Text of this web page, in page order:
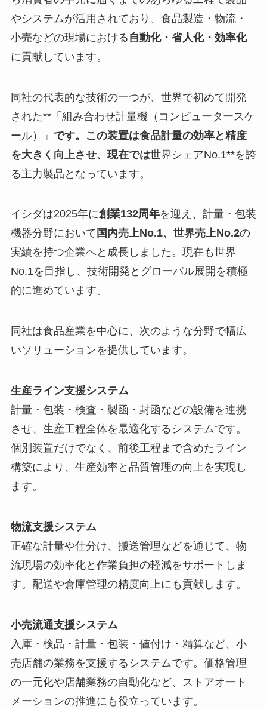
やシステムが活用されており、食品製造・物流・
小売などの現場における 自動化・省人化・効率化
に貢献しています。
同社の代表的な技術の一つが、世界で初めて開発
された**「組み合わせ計量機（コンピュータースケ
ール）」 です。この装置は食品計量の効率と精度
を大きく向上させ、現在では世界シェアNo.1**を誇
る主力製品となっています。
イシダは2025年に創業132周年を迎え、計量・包装
機器分野において 国内売上No.1、世界売上No.2の
実績を持つ企業へと成長しました。現在も世界
No.1を目指し、技術開発とグローバル展開を積極
的に進めています。
同社は食品産業を中心に、次のような分野で幅広
いソリューションを提供しています。
生産ライン支援システム
計量・包装・検査・製函・封函などの設備を連携
させ、生産工程全体を最適化するシステムです。
個別装置だけでなく、前後工程まで含めたライン
構築により、生産効率と品質管理の向上を実現し
ます。
物流支援システム
正確な計量や仕分け、搬送管理などを通じて、物
流現場の効率化と作業負担の軽減をサポートしま
す。配送や倉庫管理の精度向上にも貢献します。
小売流通支援システム
入庫・検品・計量・包装・値付け・精算など、小
売店舗の業務を支援するシステムです。価格管理
の一元化や店舗業務の自動化など、ストアオート
メーションの推進にも役立っています。